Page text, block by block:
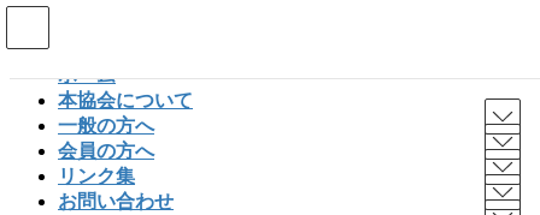
ン
テ
ビ
ゲ
ホーム
本協会について
一般の方へ
会員の方へ
リンク集
お問い合わせ